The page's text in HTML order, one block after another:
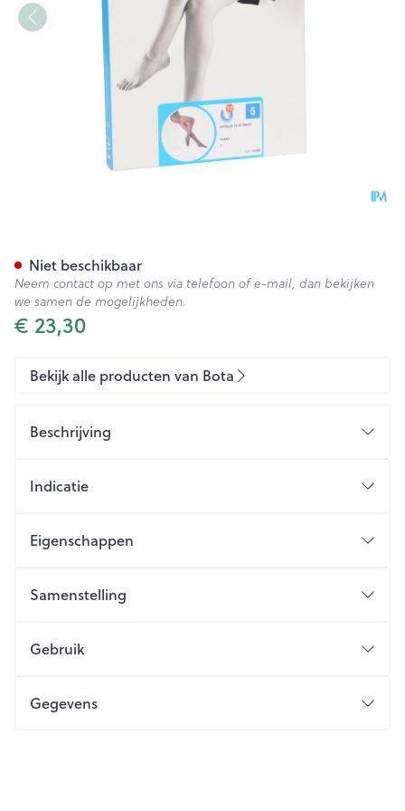
€ 23,30
Niet beschikbaar
Neem contact op met ons via telefoon of e-mail, dan bekijken
we samen de mogelijkheden.
Bekijk alle producten van Bota
Beschrijving
Indicatie
Eigenschappen
Samenstelling
Gebruik
Gegevens